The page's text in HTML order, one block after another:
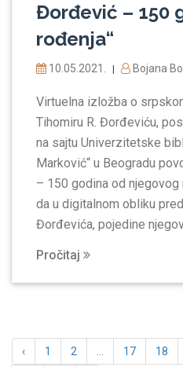
Đorđević – 150
rođenja“
10.05.2021. Bojana
Virtuelna izložba o
Tihomiru R. Đorđeviću,
na sajtu Univerzitetske
Marković“ u Beogradu
– 150 godina od njegovog
da u digitalnom obliku
Đorđevića, pojedine
Pročitaj
‹ 1 2 ... 17 18